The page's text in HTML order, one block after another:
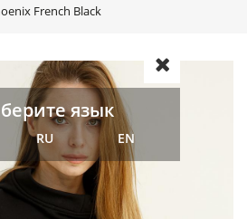
French Black
язык
RU EN